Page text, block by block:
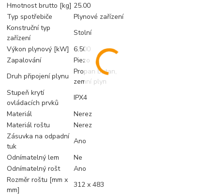
Hmotnost brutto [kg] 25.00
Typ spotřebiče
Plynové zařízení
Konstruční typ
zařízení
Stolní
Výkon plynový [kW] 6.500
Zapalování
Piezo
Druh připojení plynu
Propan butan,
zemní plyn
Stupeň krytí
ovládacích prvků
IPX4
Materiál
Nerez
Materiál roštu
Nerez
Zásuvka na odpadní
tuk
Ano
Odnímatelný lem
Ne
Odnímatelný rošt
Ano
Rozměr roštu [mm x
mm]
312 x 483